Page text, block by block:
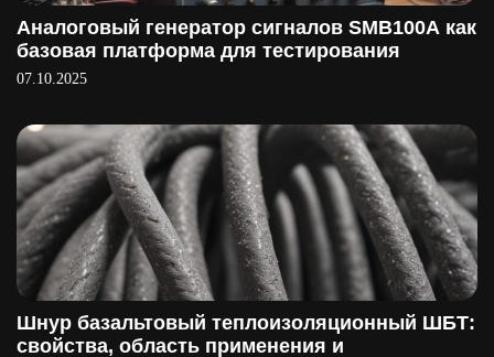
Аналоговый генератор сигналов SMB100A как
базовая платформа для тестирования
07.10.2025
Шнур базальтовый теплоизоляционный ШБТ:
свойства, область применения и